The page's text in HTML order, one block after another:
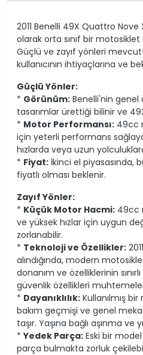
2011 Benelli 49X Quattro
olarak orta sınıf bir
Güçlü ve zayıf yönleri
kullanıcının ihtiyaçlarına ve
Güçlü Yönler:
* Görünüm: Benelli'nin genel
tasarımlar ürettiği bilinir ve
* Motor Performansı: 49cc
için yeterli performans
hızlarda veya uzun
* Fiyat: İkinci el piyasasında,
fiyatlı olması beklenir.
Zayıf Yönler:
* Küçük Motor Hacmi: 49cc
ve yüksek hızlar için uygun
zorlanabilir.
* Teknoloji ve Özellikler:
alındığında, modern
donanım ve özelliklerinin
güvenlik özellikleri
* Dayanıklılık: Kullanılmış
bakım geçmişi ve genel
taşır. Yaşına bağlı aşınma ve
*Yedek Parça: Eski bir
parça bulmakta zorluk